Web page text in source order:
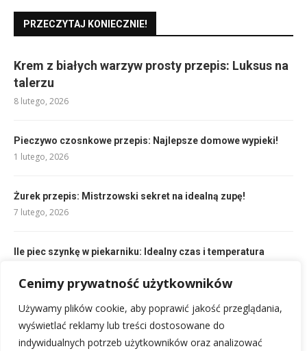
Cenimy prywatność użytkowników
Używamy plików cookie, aby poprawić jakość przeglądania,
wyświetlać reklamy lub treści dostosowane do
indywidualnych potrzeb użytkowników oraz analizować
PRZECZYTAJ KONIECZNIE!
Krem z białych warzyw prosty przepis: Luksus na
talerzu
8 lutego, 2026
Pieczywo czosnkowe przepis: Najlepsze domowe wypieki!
1 lutego, 2026
Żurek przepis: Mistrzowski sekret na idealną zupę!
7 lutego, 2026
Ile piec szynkę w piekarniku: Idealny czas i temperatura
Zielone pomidory przepis: Proste dania, których musisz
spróbować!
2 lutego, 2026